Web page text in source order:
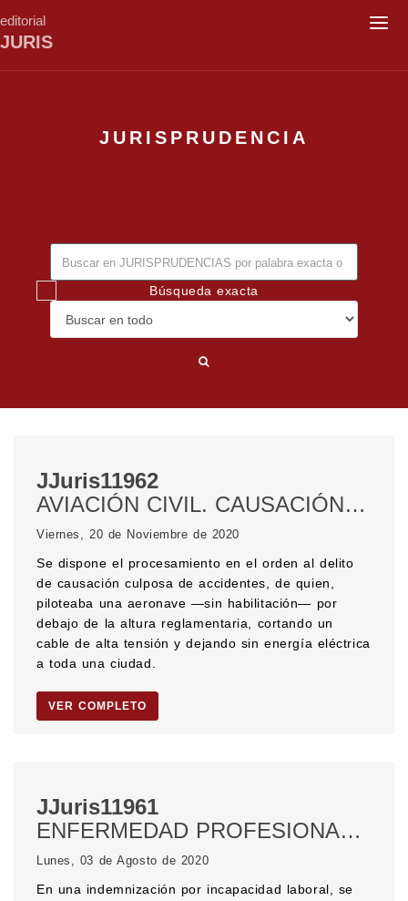
editorial
JURIS
JURISPRUDENCIA
Búsqueda exacta
JJuris11962
AVIACIÓN CIVIL. CAUSACIÓN CULPOSA DE ACCIDENTE. INTERRUPCIÓN DE SERVICIO PÚBLICO. DELITO CULPOSO. Deber de cuidado.
Viernes, 20 de Noviembre de 2020
Se dispone el procesamiento en el orden al delito
de causación culposa de accidentes, de quien,
piloteaba una aeronave —sin habilitación— por
debajo de la altura reglamentaria, cortando un
cable de alta tensión y dejando sin energía eléctrica
a toda una ciudad.
VER COMPLETO
JJuris11961
ENFERMEDAD PROFESIONAL. Incapacidad laboral. TASA DE INTERÉS. INFLACIÓN. DERECHO DE PROPIEDAD.
Lunes, 03 de Agosto de 2020
En una indemnización por incapacidad laboral, se